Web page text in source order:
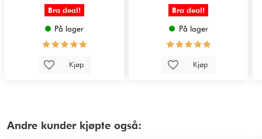
Bra deal!
På lager
Kjøp
Bra deal!
På lager
Kjøp
Andre kunder kjøpte også: